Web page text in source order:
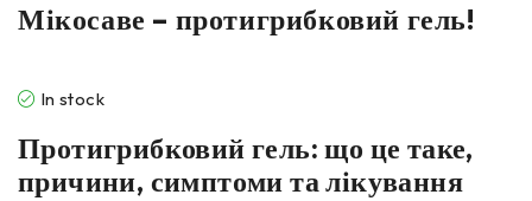
Мікосаве – протигрибковий гель!
In stock
Протигрибковий гель: що це таке,
причини, симптоми та лікування